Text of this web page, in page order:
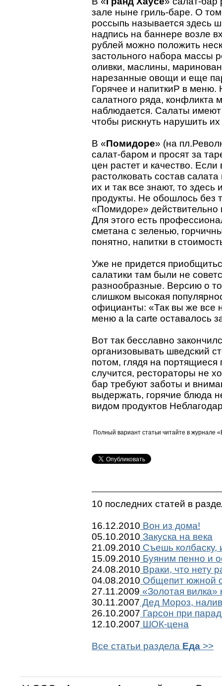
зале ныне гриль-баре. О
россыпь называется здесь
надпись на баннере возле
рублей можно положить
застольного набора массы
оливки, маслины,
нарезанные овощи и еще
Горячее и напиткиP в
салатного ряда,
наблюдается. Салаты
чтобы рискнуть нарушить
В «Помидоре» (на
салат-баром и просят за
цен растет и качество.
растолковать состав
их и так все знают, то здесь
продукты. Не обошлось без
«Помидоре» действительно
Для этого есть
сметана с зеленью,
понятно, напитки в
Уже не придется
салатики там были не
разнообразные. Версию о
слишком высокая
официанты: «Так вы же все
меню a la carte оставалось
Вот так бесславно
организовывать шведский
потом, глядя на портящиеся
случится, рестораторы не
бар требуют заботы и
выдержать, горячие блюда
видом продуктов
Полный вариант статьи читайте в журнале
10 последних статей в
16.12.2010 Вон из дома!
05.10.2010 Закуска на века
21.09.2010 Съешь колбаску,
15.09.2010 Буяним пенно и
24.08.2010 Враки, что нету
04.08.2010 Общепит южной
27.11.2009 «Золотая
30.11.2007 Дед Мороз,
26.10.2007 Гарсон при
12.10.2007 ШОК-цена
Все статьи раздела Еда >>